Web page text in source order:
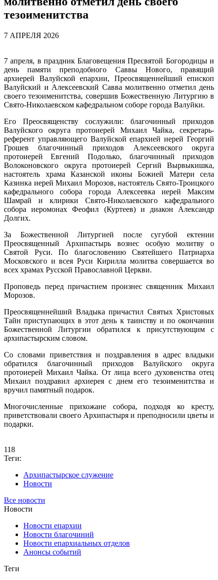
тезоименитства
7 АПРЕЛЯ 2026
7 апреля, в праздник Благовещения Пресвятой Богородицы и
день памяти преподобного Саввы Нового, правящий
архиерей Валуйской епархии, Преосвященнейший епископ
Валуйский и Алексеевский Савва молитвенно отметил день
своего тезоименитства, совершив Божественную Литургию в
Свято-Николаевском кафедральном соборе города Валуйки.
Его Преосвященству сослужили: благочинный приходов
Валуйского округа протоиерей Михаил Чайка, секретарь-
референт управляющего Валуйской епархией иерей Георгий
Грошев благочинный приходов Алексеевского округа
протоиерей Евгений Подолько, благочинный приходов
Волоконовского округа протоиерей Сергий Вырвыкишка,
настоятель храма Казанской иконы Божией Матери села
Казинка иерей Михаил Морозов, настоятель Свято-Троицкого
кафедрального собора города Алексеевка иерей Максим
Шамрай и клирики Свято-Николаевского кафедрального
собора иеромонах Феофил (Куртеев) и диакон Александр
Долгих.
За Божественной Литургией после сугубой ектении
Преосвященный Архипастырь вознес особую молитву о
Святой Руси. По благословению Святейшего Патриарха
Московского и всея Руси Кирилла молитва совершается во
всех храмах Русской Православной Церкви.
Проповедь перед причастием произнес священник Михаил
Морозов.
Преосвященнейший Владыка причастил Святых Христовых
Тайн приступающих в этот день к таинству и по окончании
Божественной Литургии обратился к присутствующим с
архипастырским словом.
Со словами приветствия и поздравления в адрес владыки
обратился благочинный приходов Валуйского округа
протоиерей Михаил Чайка. От лица всего духовенства отец
Михаил поздравил архиерея с днем его тезоименитства и
вручил памятный подарок.
Многочисленные прихожане собора, подходя ко кресту,
приветствовали своего Архипастыря и преподносили цветы и
подарки.
118
Теги:
Архипастырское служение
Новости
Все новости
Новости
Новости епархии
Новости благочиний
Новости епархиальных отделов
Анонсы событий
Теги